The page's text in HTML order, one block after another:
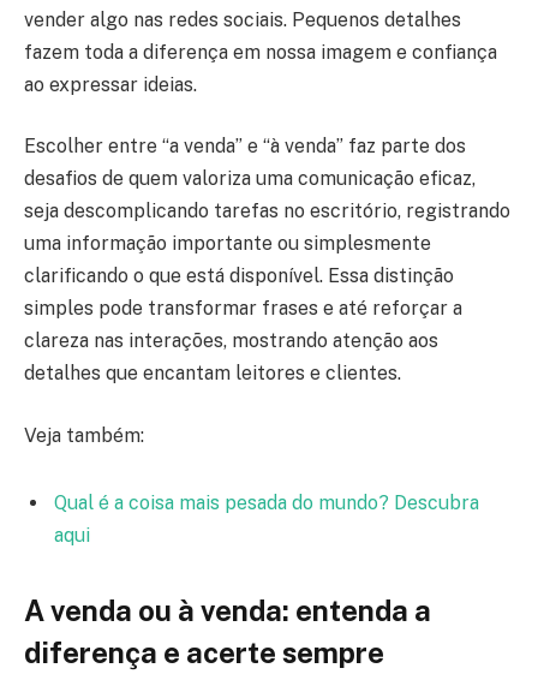
vender algo nas redes sociais. Pequenos detalhes
fazem toda a diferença em nossa imagem e confiança
ao expressar ideias.
Escolher entre “a venda” e “à venda” faz parte dos
desafios de quem valoriza uma comunicação eficaz,
seja descomplicando tarefas no escritório, registrando
uma informação importante ou simplesmente
clarificando o que está disponível. Essa distinção
simples pode transformar frases e até reforçar a
clareza nas interações, mostrando atenção aos
detalhes que encantam leitores e clientes.
Veja também:
Qual é a coisa mais pesada do mundo? Descubra
aqui
A venda ou à venda: entenda a
diferença e acerte sempre